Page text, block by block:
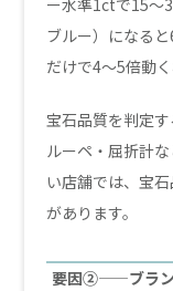
ー水準1ctで15〜
ブルー）になる
だけで4〜5倍動く
宝石品質を判定
ルーペ・屈折計
い店舗では、宝
があります。
要因②——ブラン